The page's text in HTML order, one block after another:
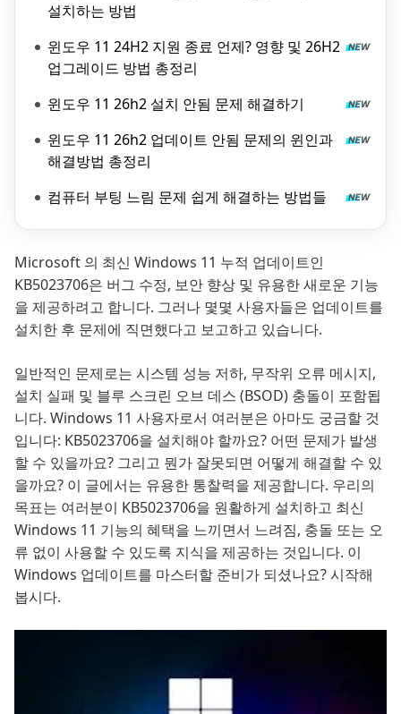
설치하는 방법
윈도우 11 24H2 지원 종료 언제? 영향 및 26H2
업그레이드 방법 총정리
윈도우 11 26h2 설치 안됨 문제 해결하기
윈도우 11 26h2 업데이트 안됨 문제의 윈인과
해결방법 총정리
컴퓨터 부팅 느림 문제 쉽게 해결하는 방법들
Microsoft 의 최신 Windows 11 누적 업데이트인
KB5023706은 버그 수정, 보안 향상 및 유용한 새로운 기능
을 제공하려고 합니다. 그러나 몇몇 사용자들은 업데이트를
설치한 후 문제에 직면했다고 보고하고 있습니다.
일반적인 문제로는 시스템 성능 저하, 무작위 오류 메시지,
설치 실패 및 블루 스크린 오브 데스 (BSOD) 충돌이 포함됩
니다. Windows 11 사용자로서 여러분은 아마도 궁금할 것
입니다: KB5023706을 설치해야 할까요? 어떤 문제가 발생
할 수 있을까요? 그리고 뭔가 잘못되면 어떻게 해결할 수 있
을까요? 이 글에서는 유용한 통찰력을 제공합니다. 우리의
목표는 여러분이 KB5023706을 원활하게 설치하고 최신
Windows 11 기능의 혜택을 느끼면서 느려짐, 충돌 또는 오
류 없이 사용할 수 있도록 지식을 제공하는 것입니다. 이
Windows 업데이트를 마스터할 준비가 되셨나요? 시작해
봅시다.